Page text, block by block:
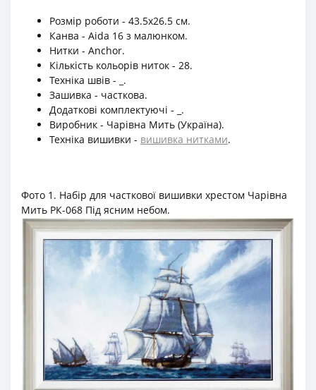
Розмір роботи - 43.5x26.5 см.
Канва - Aida 16 з малюнком.
Нитки - Anchor.
Кількість кольорів ниток - 28.
Техніка швів - _.
Зашивка - часткова.
Додаткові комплектуючі - _.
Виробник - Чарівна Мить (Україна).
Техніка вишивки - вишивка нитками.
Фото 1. Набір для часткової вишивки хрестом Чарівна
Мить РК-068 Під ясним небом.